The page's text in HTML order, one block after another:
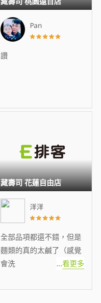
Pan
讚
洋洋
全部品項都還不錯，但是
麵類的真的太鹹了（感覺
會洗
...看更多
藏壽司 花蓮自由店